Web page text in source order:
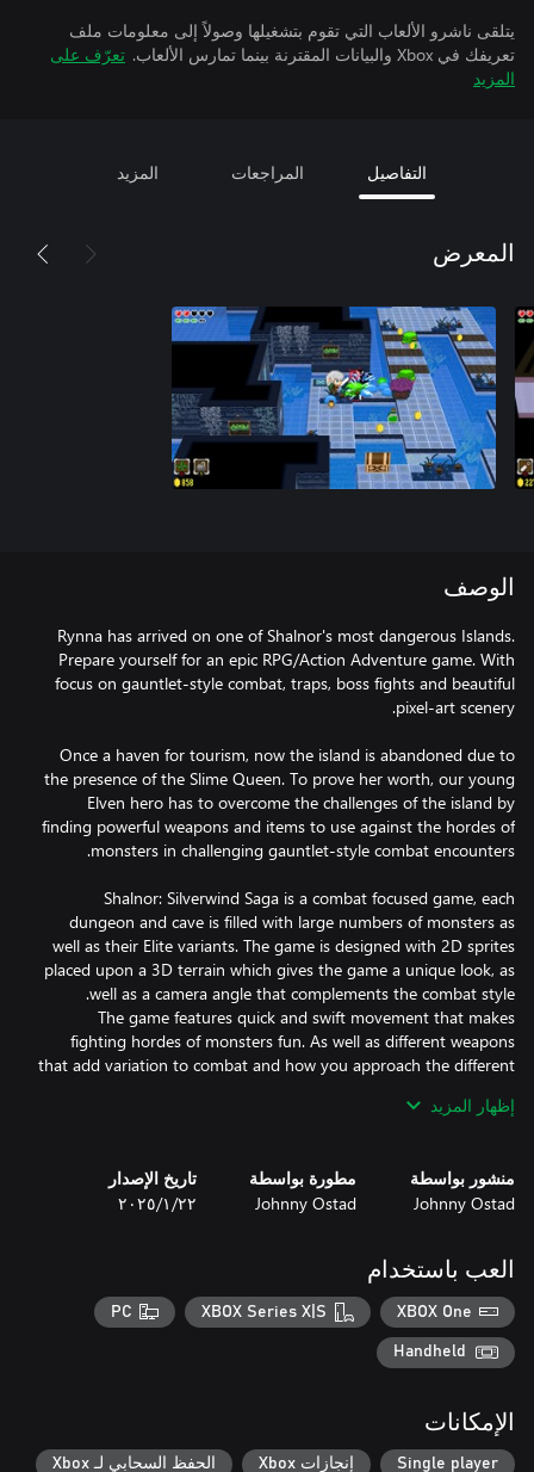
يتلقى ناشرو الألعاب التي تقوم بتشغيلها وصولاً إلى معلومات ملف
تعريفك في Xbox والبيانات المقترنة بينما تمارس الألعاب.
تعرّف على
المزيد
التفاصيل المراجعات المزيد
المعرض
الوصف
Rynna has arrived on one of Shalnor's most dangerous Islands.
Prepare yourself for an epic RPG/Action Adventure game. With
focus on gauntlet-style combat, traps, boss fights and beautiful
Once a haven for tourism, now the island is abandoned due to
the presence of the Slime Queen. To prove her worth, our young
Elven hero has to overcome the challenges of the island by
finding powerful weapons and items to use against the hordes of
Shalnor: Silverwind Saga is a combat focused game, each
dungeon and cave is filled with large numbers of monsters as
well as their Elite variants. The game is designed with 2D sprites
placed upon a 3D terrain which gives the game a unique look, as
The game features quick and swift movement that makes
fighting hordes of monsters fun. As well as different weapons
that add variation to combat and how you approach the different
- Find Rubies and Emeralds to increase your Health and Stamina.
إظهار المزيد
منشور بواسطة
Johnny Ostad
مطورة بواسطة
Johnny Ostad
تاريخ الإصدار
٢٢‏/١‏/٢٠٢٥
العب باستخدام
XBOX One
XBOX Series X|S
PC
Handheld
الإمكانات
Single player إنجازات Xbox الحفظ السحابي لـ Xbox